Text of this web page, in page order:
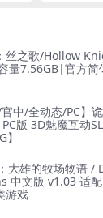
丝之歌/Hollow
量7.56GB|官方简
/官中/全动态/PC】
版 3D魅魔互动
大雄的牧场物语 /
中文版 v1.03 适
游戏